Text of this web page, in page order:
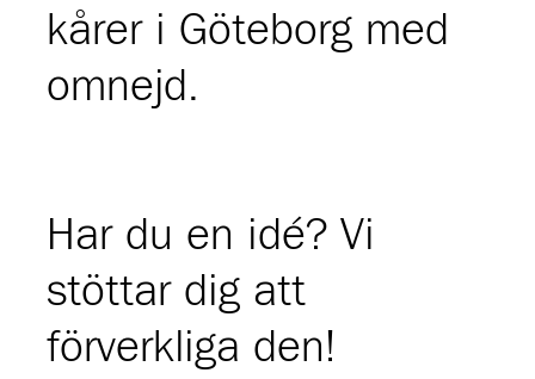
kårer i Göteborg med
omnejd.
Har du en idé? Vi
stöttar dig att
förverkliga den!